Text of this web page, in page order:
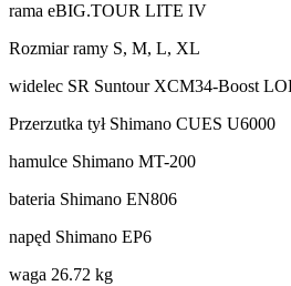
rama eBIG.TOUR LITE IV
Rozmiar ramy S, M, L, XL
widelec SR Suntour XCM34-Boost
Przerzutka tył Shimano CUES U6000
hamulce Shimano MT-200
bateria Shimano EN806
napęd Shimano EP6
waga 26.72 kg